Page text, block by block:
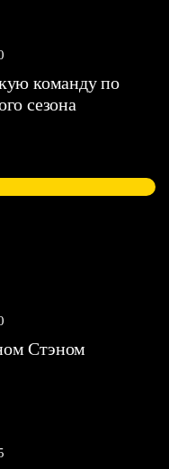
команду по
сезона
Стэном